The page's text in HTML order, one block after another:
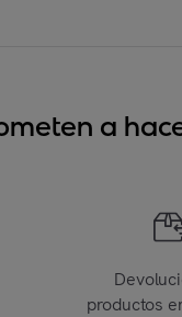
a
productos